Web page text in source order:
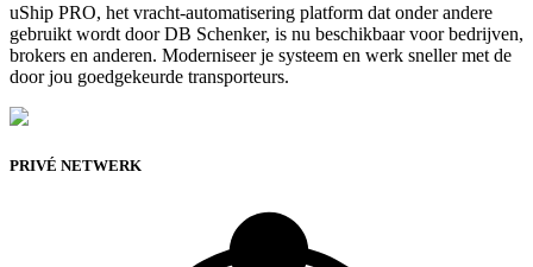
uShip PRO, het vracht-automatisering platform dat onder andere
gebruikt wordt door DB Schenker, is nu beschikbaar voor bedrijven,
brokers en anderen. Moderniseer je systeem en werk sneller met de
door jou goedgekeurde transporteurs.
PRIVÉ NETWERK